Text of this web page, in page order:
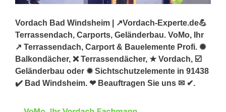
Vordach Bad Windsheim | ↗️Vordach-Experte.de💪
Terrassendach, Carports, Geländerbau. VoMo, Ihr
↗️ Terrassendach, Carport & Bauelemente Profi. ✺
Balkondächer, ❌ Terrassendächer, ★ Vordach, ☑️
Geländerbau oder ✹ Sichtschutzelemente in 91438
✔️ Bad Windsheim. ❤ Beauftragen Sie uns ✉ ✔.